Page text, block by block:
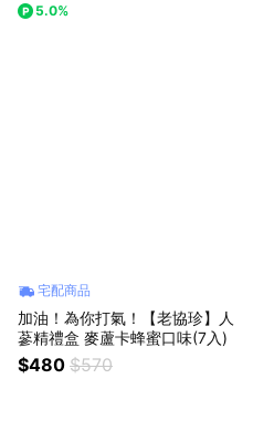
5.0%
宅配商品
加油！為你打氣！【老協珍】人
蔘精禮盒 麥蘆卡蜂蜜口味(7入)
$480 $570